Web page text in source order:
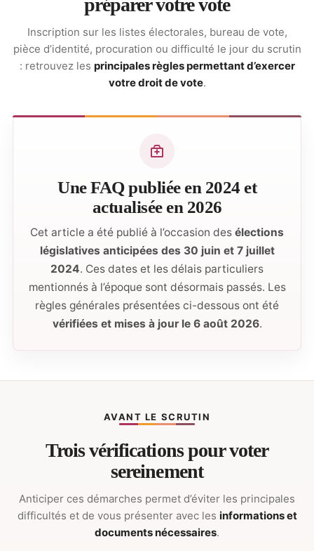
préparer votre vote
Inscription sur les listes électorales, bureau de vote,
pièce d’identité, procuration ou difficulté le jour du scrutin
: retrouvez les principales règles permettant d’exercer
votre droit de vote.
Une FAQ publiée en 2024 et
actualisée en 2026
Cet article a été publié à l’occasion des élections
législatives anticipées des 30 juin et 7 juillet
2024. Ces dates et les délais particuliers
mentionnés à l’époque sont désormais passés. Les
règles générales présentées ci-dessous ont été
vérifiées et mises à jour le 6 août 2026.
AVANT LE SCRUTIN
Trois vérifications pour voter
sereinement
Anticiper ces démarches permet d’éviter les principales
difficultés et de vous présenter avec les informations et
documents nécessaires.